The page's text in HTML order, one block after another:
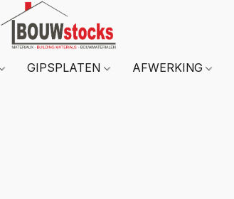
GIPSPLATEN AFWERKING